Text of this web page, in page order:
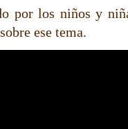
por los niños y
ese tema.